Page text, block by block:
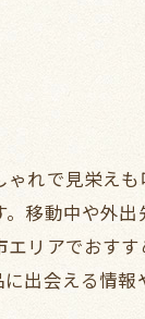
れで見栄え
移動中や外出
リアでおす
出会える情報